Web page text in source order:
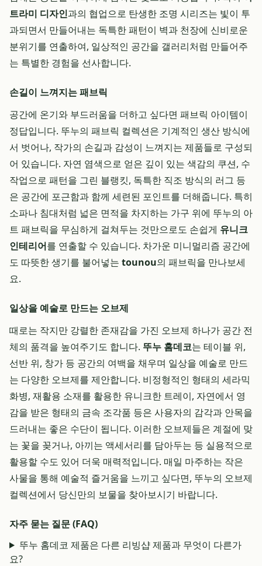
트라미 디자인과의 협업으로 탄생한 조명 시리즈는 빛이 투
과되면서 만들어내는 독특한 패턴이 벽과 천장에 신비로운
분위기를 연출하여, 일상적인 공간을 갤러리처럼 만들어주
는 특별한 경험을 선사합니다.
손길이 느껴지는 패브릭
공간에 온기와 부드러움을 더하고 싶다면 패브릭 아이템이
정답입니다. 뚜누의 패브릭 컬렉션은 기계적인 생산 방식에
서 벗어나, 작가의 손길과 감성이 느껴지는 제품들로 구성되
어 있습니다. 자연 염색으로 얻은 깊이 있는 색감의 쿠션, 수
작업으로 패턴을 그린 블랭킷, 독특한 직조 방식의 러그 등
은 공간에 포근함과 함께 세련된 포인트를 더해줍니다. 특히
소파나 침대처럼 넓은 면적을 차지하는 가구 위에 뚜누의 아
트 패브릭을 무심하게 걸쳐두는 것만으로도 손쉽게 유니크
인테리어를 연출할 수 있습니다. 차가운 미니멀리즘 공간에
도 따뜻한 생기를 불어넣는 tounou의 패브릭을 만나보세
요.
일상을 예술로 만드는 오브제
때로는 작지만 강렬한 존재감을 가진 오브제 하나가 공간 전
체의 품격을 높여주기도 합니다. 뚜누 홈데코는 테이블 위,
선반 위, 창가 등 공간의 여백을 채우며 일상을 예술로 만드
는 다양한 오브제를 제안합니다. 비정형적인 형태의 세라믹
화병, 재활용 소재를 활용한 유니크한 트레이, 자연에서 영
감을 받은 형태의 금속 조각품 등은 사용자의 감각과 안목을
드러내는 좋은 수단이 됩니다. 이러한 오브제들은 계절에 맞
는 꽃을 꽂거나, 아끼는 액세서리를 담아두는 등 실용적으로
활용할 수도 있어 더욱 매력적입니다. 매일 마주하는 작은
사물을 통해 예술적 즐거움을 느끼고 싶다면, 뚜누의 오브제
컬렉션에서 당신만의 보물을 찾아보시기 바랍니다.
자주 묻는 질문 (FAQ)
뚜누 홈데코 제품은 다른 리빙샵 제품과 무엇이 다른가
요?